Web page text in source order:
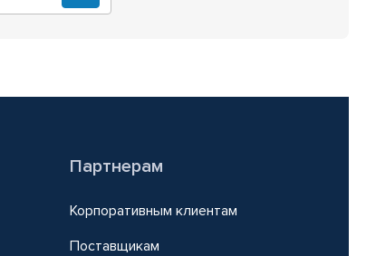
Партнерам
Корпоративным клиентам
Поставщикам